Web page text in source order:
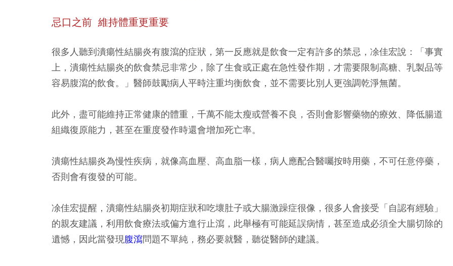
忌口之前 維持體重更重要
很多人聽到潰瘍性結腸炎有腹瀉的症狀，第一反應就是飲食一定有許多的禁忌，凃佳宏說：「事實
上，潰瘍性結腸炎的飲食禁忌非常少，除了生食或正處在急性發作期，才需要限制高糖、乳製品等
容易腹瀉的飲食。」醫師鼓勵病人平時注重均衡飲食，並不需要比別人更強調乾淨無菌。
此外，盡可能維持正常健康的體重，千萬不能太瘦或營養不良，否則會影響藥物的療效、降低腸道
組織復原能力，甚至在重度發作時還會增加死亡率。
潰瘍性結腸炎為慢性疾病，就像高血壓、高血脂一樣，病人應配合醫囑按時用藥，不可任意停藥，
否則會有復發的可能。
凃佳宏提醒，潰瘍性結腸炎初期症狀和吃壞肚子或大腸激躁症很像，很多人會接受「自認有經驗」
的親友建議，利用飲食療法或偏方進行止瀉，此舉極有可能延誤病情，甚至造成必須全大腸切除的
遺憾，因此當發現腹瀉問題不單純，務必要就醫，聽從醫師的建議。